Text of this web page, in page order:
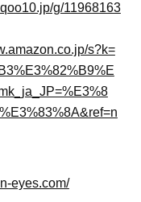
g/11968163
s?k=
eyes.com/